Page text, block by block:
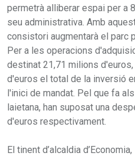
permetrà alliberar espai per a
seu administrativa. Amb
consistori augmentarà el parc
Per a les operacions
destinat 21,71 milions
d'euros el total de la inversió
l'inici de mandat. Pel que fa
laietana, han suposat una
d'euros respectivament.
El tinent d’alcaldia